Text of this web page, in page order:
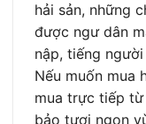
hải sản, những
được ngư dân
nập, tiếng
Nếu muốn mua
mua trực tiếp từ
bảo tươi ngon